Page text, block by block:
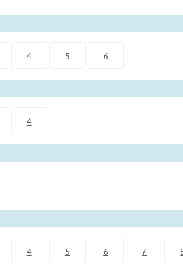
4 5 6
4
4 5 6 7